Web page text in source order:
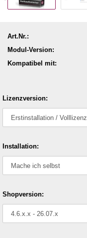
Art.Nr.:
Modul-Version:
Kompatibel mit:
Lizenzversion:
Installation:
Shopversion: